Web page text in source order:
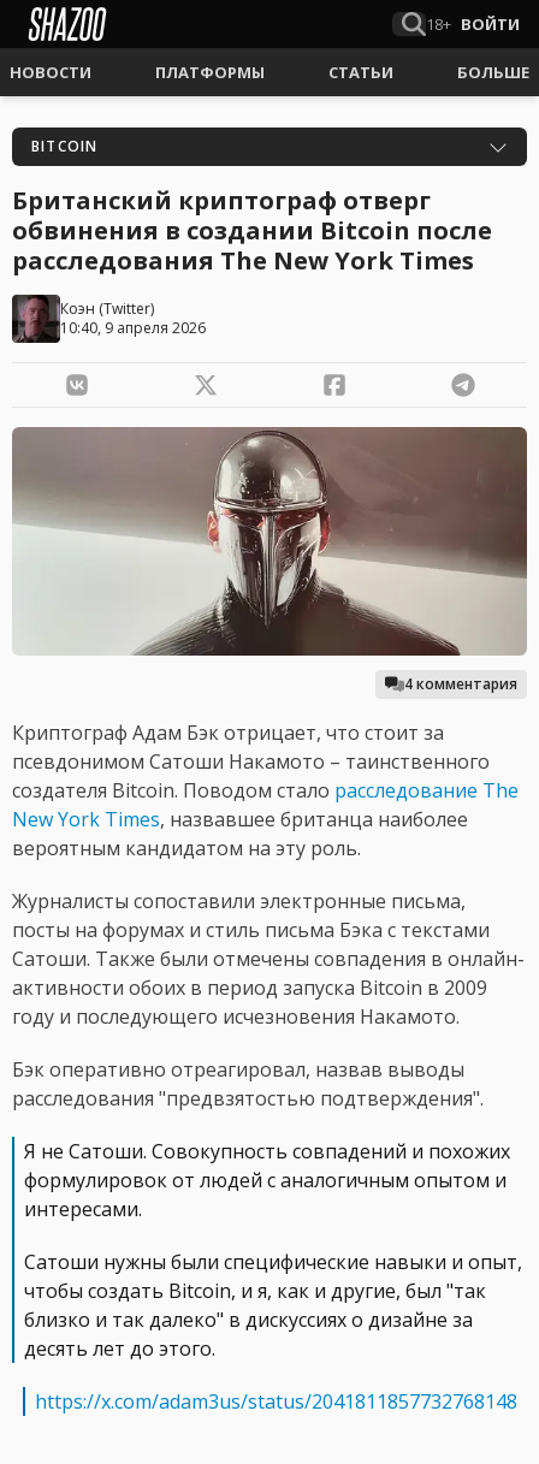
18+ ВОЙТИ
НОВОСТИ ПЛАТФОРМЫ СТАТЬИ БОЛЬШЕ
BITCOIN
Британский криптограф отверг
обвинения в создании Bitcoin после
расследования The New York Times
Коэн (Twitter)
10:40, 9 апреля 2026
4 комментария
Криптограф Адам Бэк отрицает, что стоит за
псевдонимом Сатоши Накамото – таинственного
создателя Bitcoin. Поводом стало расследование The
New York Times, назвавшее британца наиболее
вероятным кандидатом на эту роль.
Журналисты сопоставили электронные письма,
посты на форумах и стиль письма Бэка с текстами
Сатоши. Также были отмечены совпадения в онлайн-
активности обоих в период запуска Bitcoin в 2009
году и последующего исчезновения Накамото.
Бэк оперативно отреагировал, назвав выводы
расследования "предвзятостью подтверждения".
Я не Сатоши. Совокупность совпадений и похожих
формулировок от людей с аналогичным опытом и
интересами.
Сатоши нужны были специфические навыки и опыт,
чтобы создать Bitcoin, и я, как и другие, был "так
близко и так далеко" в дискуссиях о дизайне за
десять лет до этого.
https://x.com/adam3us/status/2041811857732768148